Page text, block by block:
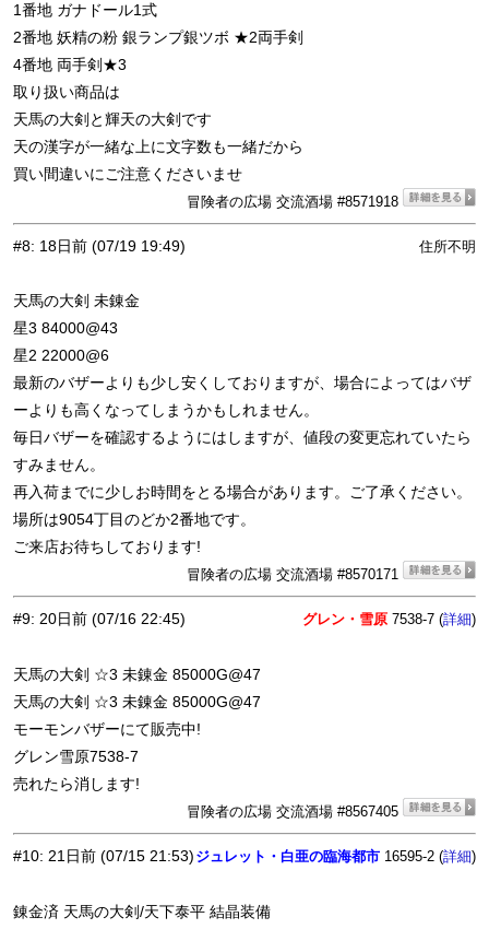
1番地 ガナドール1式
2番地 妖精の粉 銀ランプ銀ツボ ★2両手剣
4番地 両手剣★3
取り扱い商品は
天馬の大剣と輝天の大剣です
天の漢字が一緒な上に文字数も一緒だから
買い間違いにご注意くださいませ
冒険者の広場 交流酒場 #8571918
#8: 18日前 (07/19 19:49) 住所不明
天馬の大剣 未錬金
星3 84000@43
星2 22000@6
最新のバザーよりも少し安くしておりますが、場合によってはバザ
ーよりも高くなってしまうかもしれません。
毎日バザーを確認するようにはしますが、値段の変更忘れていたら
すみません。
再入荷までに少しお時間をとる場合があります。ご了承ください。
場所は9054丁目のどか2番地です。
ご来店お待ちしております!
冒険者の広場 交流酒場 #8570171
#9: 20日前 (07/16 22:45) グレン・雪原 7538-7 (詳細)
天馬の大剣 ☆3 未錬金 85000G@47
天馬の大剣 ☆3 未錬金 85000G@47
モーモンバザーにて販売中!
グレン雪原7538-7
売れたら消します!
冒険者の広場 交流酒場 #8567405
#10: 21日前 (07/15 21:53) ジュレット・白亜の臨海都市 16595-2 (詳細)
錬金済 天馬の大剣/天下泰平 結晶装備